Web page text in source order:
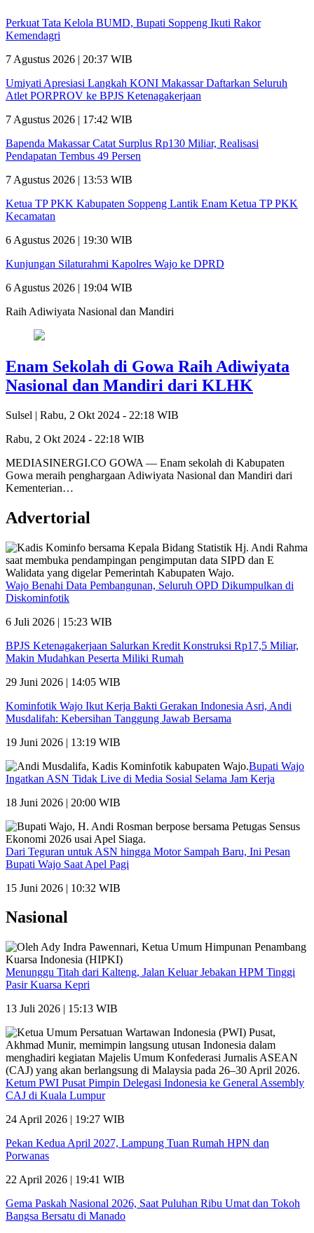
Perkuat Tata Kelola BUMD, Bupati Soppeng Ikuti Rakor
Kemendagri
7 Agustus 2026 | 20:37 WIB
Umiyati Apresiasi Langkah KONI Makassar Daftarkan Seluruh
Atlet PORPROV ke BPJS Ketenagakerjaan
7 Agustus 2026 | 17:42 WIB
Bapenda Makassar Catat Surplus Rp130 Miliar, Realisasi
Pendapatan Tembus 49 Persen
7 Agustus 2026 | 13:53 WIB
Ketua TP PKK Kabupaten Soppeng Lantik Enam Ketua TP PKK
Kecamatan
6 Agustus 2026 | 19:30 WIB
Kunjungan Silaturahmi Kapolres Wajo ke DPRD
6 Agustus 2026 | 19:04 WIB
Raih Adiwiyata Nasional dan Mandiri
Enam Sekolah di Gowa Raih Adiwiyata
Nasional dan Mandiri dari KLHK
Sulsel | Rabu, 2 Okt 2024 - 22:18 WIB
Rabu, 2 Okt 2024 - 22:18 WIB
MEDIASINERGI.CO GOWA — Enam sekolah di Kabupaten
Gowa meraih penghargaan Adiwiyata Nasional dan Mandiri dari
Kementerian…
Advertorial
Wajo Benahi Data Pembangunan, Seluruh OPD Dikumpulkan di
Diskominfotik
6 Juli 2026 | 15:23 WIB
BPJS Ketenagakerjaan Salurkan Kredit Konstruksi Rp17,5 Miliar,
Makin Mudahkan Peserta Miliki Rumah
29 Juni 2026 | 14:05 WIB
Kominfotik Wajo Ikut Kerja Bakti Gerakan Indonesia Asri, Andi
Musdalifah: Kebersihan Tanggung Jawab Bersama
19 Juni 2026 | 13:19 WIB
Bupati Wajo
Ingatkan ASN Tidak Live di Media Sosial Selama Jam Kerja
18 Juni 2026 | 20:00 WIB
Dari Teguran untuk ASN hingga Motor Sampah Baru, Ini Pesan
Bupati Wajo Saat Apel Pagi
15 Juni 2026 | 10:32 WIB
Nasional
Menunggu Titah dari Kalteng, Jalan Keluar Jebakan HPM Tinggi
Pasir Kuarsa Kepri
13 Juli 2026 | 15:13 WIB
Ketum PWI Pusat Pimpin Delegasi Indonesia ke General Assembly
CAJ di Kuala Lumpur
24 April 2026 | 19:27 WIB
Pekan Kedua April 2027, Lampung Tuan Rumah HPN dan
Porwanas
22 April 2026 | 19:41 WIB
Gema Paskah Nasional 2026, Saat Puluhan Ribu Umat dan Tokoh
Bangsa Bersatu di Manado